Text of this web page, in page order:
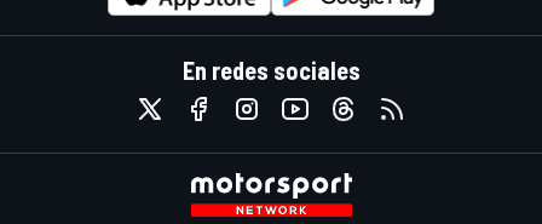
En redes sociales